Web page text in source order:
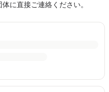
に直接ご連絡ください。